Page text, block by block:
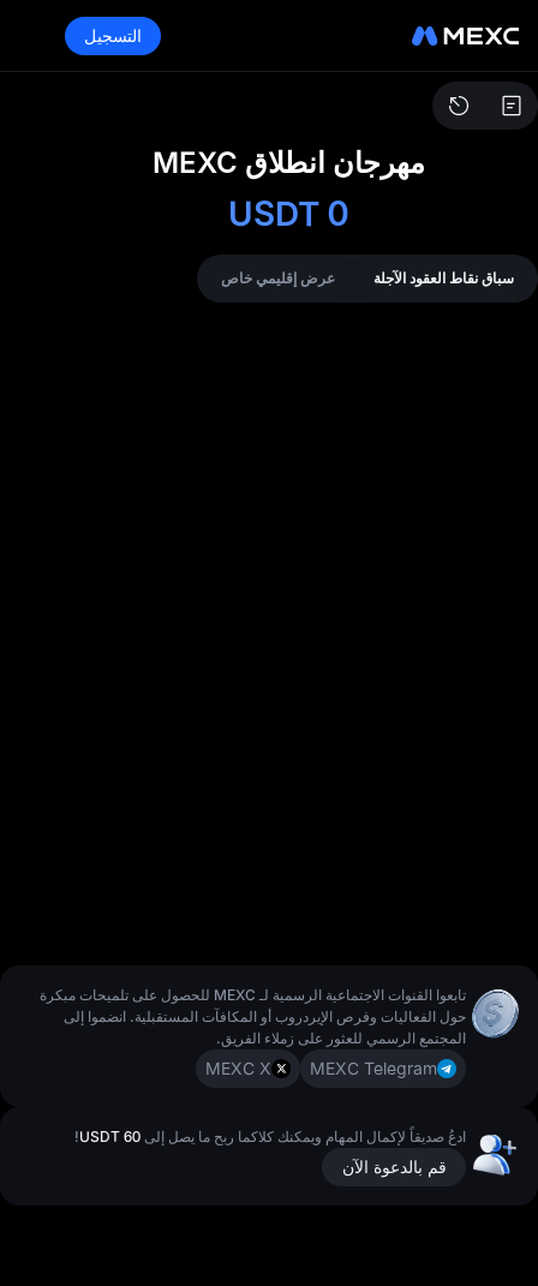
التسجيل
مهرجان انطلاق MEXC
0
سباق نقاط العقود الآجلة عرض إقليمي خاص
تابعوا القنوات الاجتماعية الرسمية لـ MEXC للحصول على تلميحات مبكرة
حول الفعاليات وفرص الإيردروب أو المكافآت المستقبلية. انضموا إلى
المجتمع الرسمي للعثور على زملاء الفريق.
MEXC Telegram
MEXC X
ادعُ صديقاً لإكمال المهام ويمكنك كلاكما ربح ما يصل إلى 60 USDT
!
قم بالدعوة الآن